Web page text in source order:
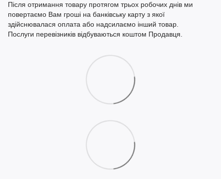
Після отримання товару протягом трьох робочих днів ми
повертаємо Вам гроші на банківську карту з якої
здійснювалася оплата або надсилаємо інший товар.
Послуги перевізників відбуваються коштом Продавця.